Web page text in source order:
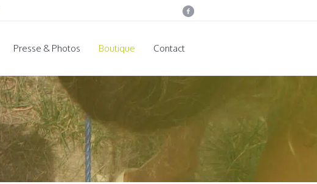
Presse & Photos Boutique Contact